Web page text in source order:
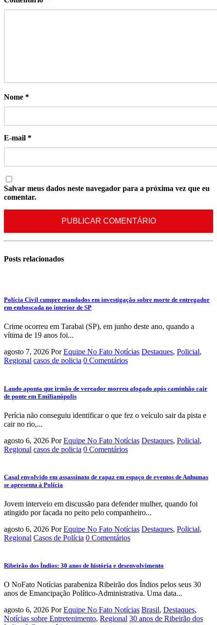
Nome *
E-mail *
Salvar meus dados neste navegador para a próxima vez que eu
comentar.
Posts relacionados
Polícia Civil cumpre mandados em investigação sobre morte de entregador
em emboscada no interior de SP
Crime ocorreu em Tarabai (SP), em junho deste ano, quando a
vítima de 19 anos foi...
agosto 7, 2026 Por Equipe No Fato Notícias Destaques, Policial,
Regional casos de policia 0 Comentários
Laudo aponta que irmão de vereador morreu afogado após caminhão cair
de ponte em Emilianópolis
Perícia não conseguiu identificar o que fez o veículo sair da pista e
cair no rio,...
agosto 6, 2026 Por Equipe No Fato Notícias Destaques, Policial,
Regional casos de policia 0 Comentários
Casal envolvido em assassinato de rapaz em espaço de eventos de Anhumas
se apresenta à Polícia
Jovem interveio em discussão para defender mulher, quando foi
atingido por facada no peito pelo companheiro...
agosto 6, 2026 Por Equipe No Fato Notícias Destaques, Policial,
Regional Casos de Polícia 0 Comentários
Ribeirão dos Índios: 30 anos de história e desenvolvimento
O NoFato Notícias parabeniza Ribeirão dos Índios pelos seus 30
anos de Emancipação Político-Administrativa. Uma data...
agosto 6, 2026 Por Equipe No Fato Notícias Brasil, Destaques,
Notícias sobre Entretenimento, Regional 30 anos de Ribeirão dos